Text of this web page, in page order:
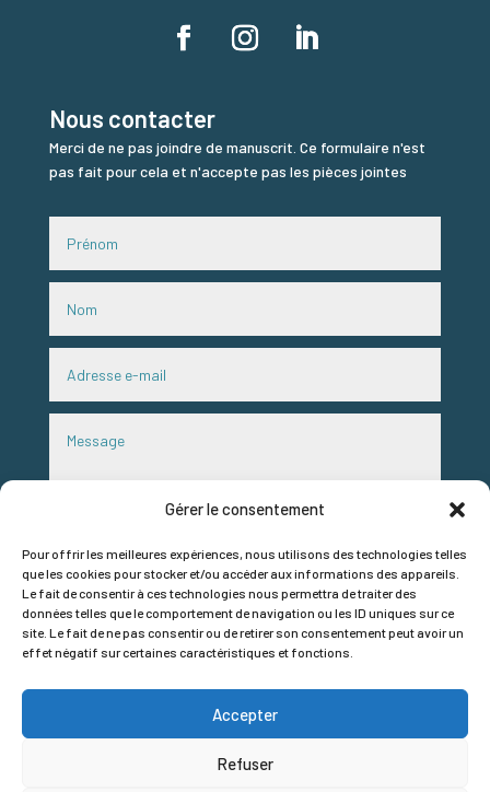
Gérer le consentement
Pour offrir les meilleures expériences, nous utilisons des technologies telles
que les cookies pour stocker et/ou accéder aux informations des appareils.
Le fait de consentir à ces technologies nous permettra de traiter des
données telles que le comportement de navigation ou les ID uniques sur ce
site. Le fait de ne pas consentir ou de retirer son consentement peut avoir un
effet négatif sur certaines caractéristiques et fonctions.
Accepter
Refuser
Nous contacter
Merci de ne pas joindre de manuscrit. Ce formulaire n'est
pas fait pour cela et n'accepte pas les pièces jointes
RGPD
J'accepte que mes données de ce formulaire soient
utilisées pour répondre à mon message. Par simple
demande par mail, nous pourrons supprimer vos données.
Envoi